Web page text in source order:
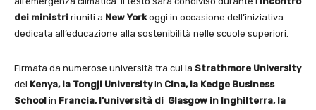
dei ministri riuniti a New Yorkoggi in occasione dell’iniziativa
dedicata all’educazione alla sostenibilità nelle scuole superiori.
Firmata da numerose università tra cui la Strathmore University
del Kenya, la Tongji Universityin Cina, la Kedge Business
School in Francia, l’università di Glasgow in Inghilterra, la